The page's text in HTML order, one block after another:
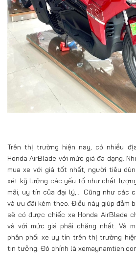
Trên thị trường hiện nay, có nhiều
Honda AirBlade với mức giá đa dạng.
mua xe với giá tốt nhất, người tiêu
xét kỹ lưỡng các yếu tố như chất
mãi, uy tín của đại lý,… Cũng như các
và ưu đãi kèm theo. Điều này giúp đảm
sẽ có được chiếc xe Honda AirBlade
và với mức giá phải chăng nhất. Và
phân phối xe uy tín trên thị trường
tin tưởng. Đó chính là